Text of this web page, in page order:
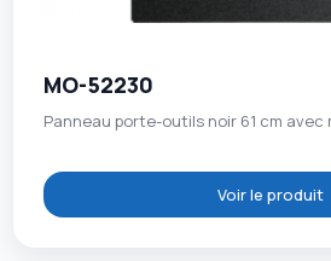
MO-52230
Panneau porte-outils noir 61 cm
Voir le produit